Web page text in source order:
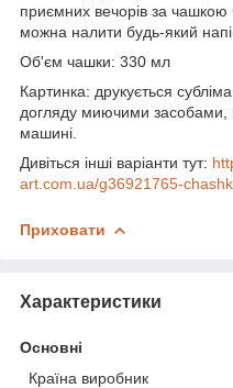
приємних вечорів за
можна налити будь-який
Об'єм чашки: 330 мл
Картинка: друкується
догляду миючими засобами,
машині.
Дивіться інші варіанти тут:
art.com.ua/g36921765-
Приховати
Характеристики
Основні
Країна виробник